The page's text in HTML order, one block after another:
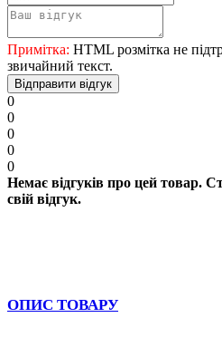
Примітка: HTML розмітка не
звичайний текст.
Відправити відгук
0
0
0
0
0
Немає відгуків про цей товар.
свій відгук.
ОПИС ТОВАРУ